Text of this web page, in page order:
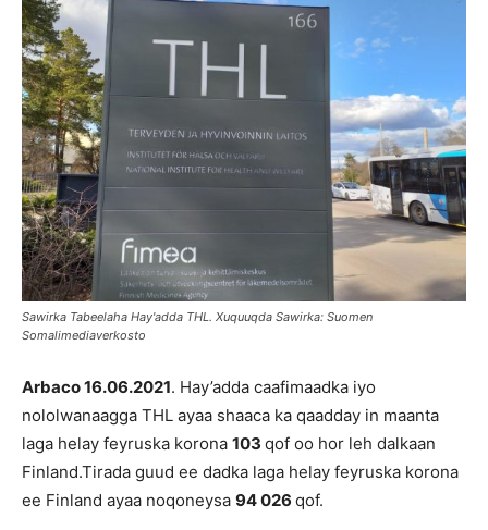
Sawirka Tabeelaha Hay'adda THL. Xuquuqda Sawirka: Suomen
Somalimediaverkosto
Arbaco16.06.2021. Hay’adda caafimaadka iyo
nololwanaagga THL ayaa shaaca ka qaadday in maanta
laga helay feyruska korona 103 qof oo hor leh dalkaan
Finland.Tirada guud ee dadka laga helay feyruska korona
ee Finland ayaa noqoneysa 94 026 qof.